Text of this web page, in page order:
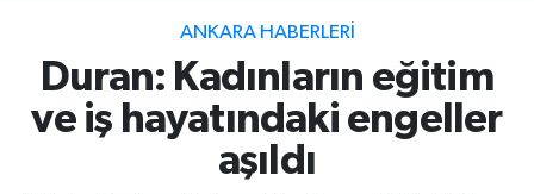
ANKARA HABERLERI
Duran: Kadınların eğitim
ve iş hayatındaki engeller
aşıldı